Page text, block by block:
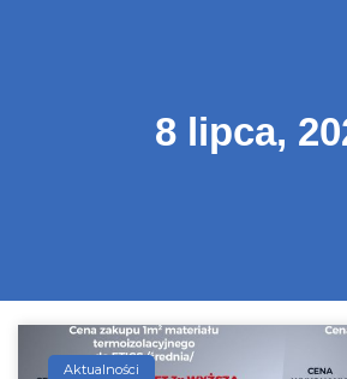
8 lipca,
Aktualności